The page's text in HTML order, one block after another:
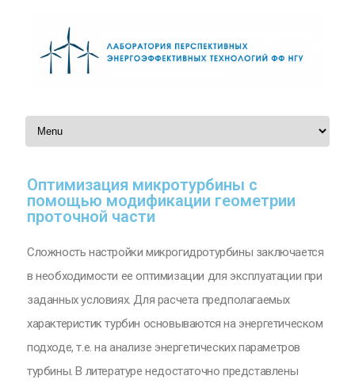
Перейти к содержимому
Оптимизация микротурбины с
помощью модификации геометрии
проточной части
Сложность настройки микрогидротурбины заключается
в необходимости ее оптимизации для эксплуатации при
заданных условиях. Для расчета предполагаемых
характеристик турбин основываются на энергетическом
подходе, т.е. на анализе энергетических параметров
турбины. В литературе недостаточно представлены